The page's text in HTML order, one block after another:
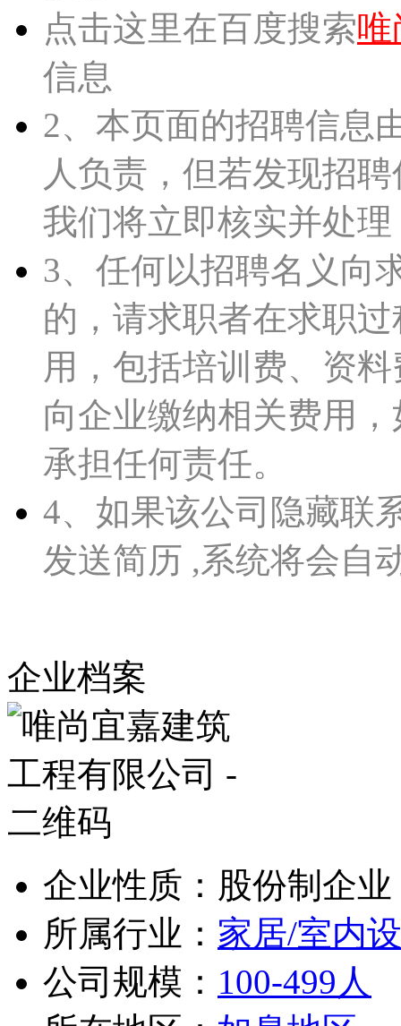
点击这里在百度搜索唯
信息
2、本页面的招聘信息
人负责，但若发现招
我们将立即核实并处理
3、任何以招聘名义向
的，请求职者在求职
用，包括培训费、资
向企业缴纳相关费用，
承担任何责任。
4、如果该公司隐藏联
发送简历 ,系统将会自
企业档案
企业性质：股份制企业
所属行业： 家居/室内
公司规模： 100-499人